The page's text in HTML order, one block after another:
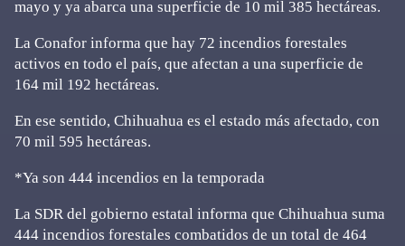
mayo y ya abarca una superficie de 10 mil 385 hectáreas.
La Conafor informa que hay 72 incendios forestales
activos en todo el país, que afectan a una superficie de
164 mil 192 hectáreas.
En ese sentido, Chihuahua es el estado más afectado, con
70 mil 595 hectáreas.
*Ya son 444 incendios en la temporada
La SDR del gobierno estatal informa que Chihuahua suma
444 incendios forestales combatidos de un total de 464